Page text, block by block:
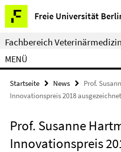
Springe
direkt
zu
Inhalt
Freie Universität
Service-
Navigation
Fachbereich Veterinärmedizin
MENÜ
Startseite News
Prof.
Innovationspreis 2018 ausgezeichnet
Prof. Susanne
Innovationspreis